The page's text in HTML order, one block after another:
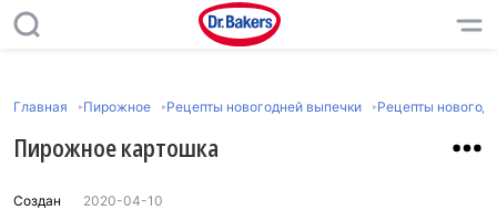
Главная Пирожное Рецепты новогодней выпечки Рецепты
Пирожное картошка
Создан 2020-04-10